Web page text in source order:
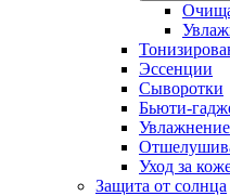
Эссенции
Сыворотки
Бьюти-
Увлажнение
Уход за
Защита от солнца